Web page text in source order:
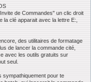
de Commandes" un clic droit
clé apparait avec la lettre E:,
des utilitaires de formatage
de lancer la commande cité,
avec les outils gratuits sur
seul.
sympathiquement pour te